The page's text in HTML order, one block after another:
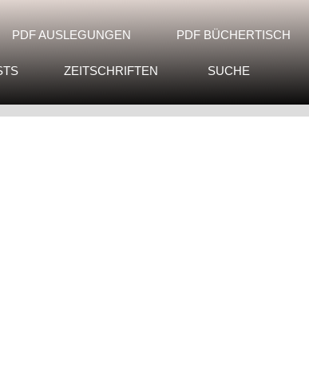
PDF AUSLEGUNGEN PDF BÜCHERTISCH
ZEITSCHRIFTEN SUCHE